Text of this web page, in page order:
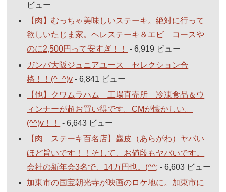
ビュー
【肉】むっちゃ美味しいステーキ。絶対に行って
欲しいたじま家。ヘレステーキ＆エビ コースや
のに2,500円って安すぎ！！
- 6,919 ビュー
ガンバ大阪ジュニアユース セレクション合
格！！(^_^)v - 6,841 ビュー
【他】クワムラハム 工場直売所 冷凍食品＆ウ
ィンナーが超お買い得です。CMが懐かしい。
(^^)v！！
- 6,643 ビュー
【肉 ステーキ百名店】麤皮（あらがわ）ヤバい
ほど旨いです！！そして、お値段もヤバいです。
会社の新年会3名で、14万円也。(^^; - 6,603 ビュー
加東市の国宝朝光寺が映画のロケ地に。加東市に